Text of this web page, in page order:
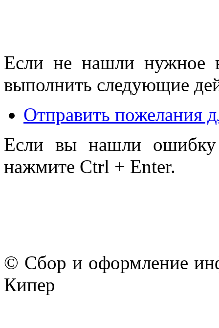
Если не нашли нужное
выполнить следующие
Отправить пожелания
Если вы нашли ошибку
нажмите Ctrl + Enter.
© Сбор и оформление
Кипер